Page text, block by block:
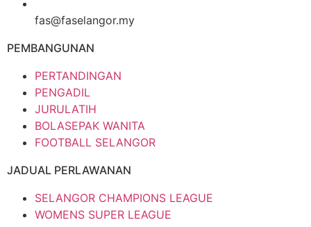
fas@faselangor.my
PEMBANGUNAN
PERTANDINGAN
PENGADIL
JURULATIH
BOLASEPAK WANITA
FOOTBALL SELANGOR
JADUAL PERLAWANAN
SELANGOR CHAMPIONS LEAGUE
WOMENS SUPER LEAGUE